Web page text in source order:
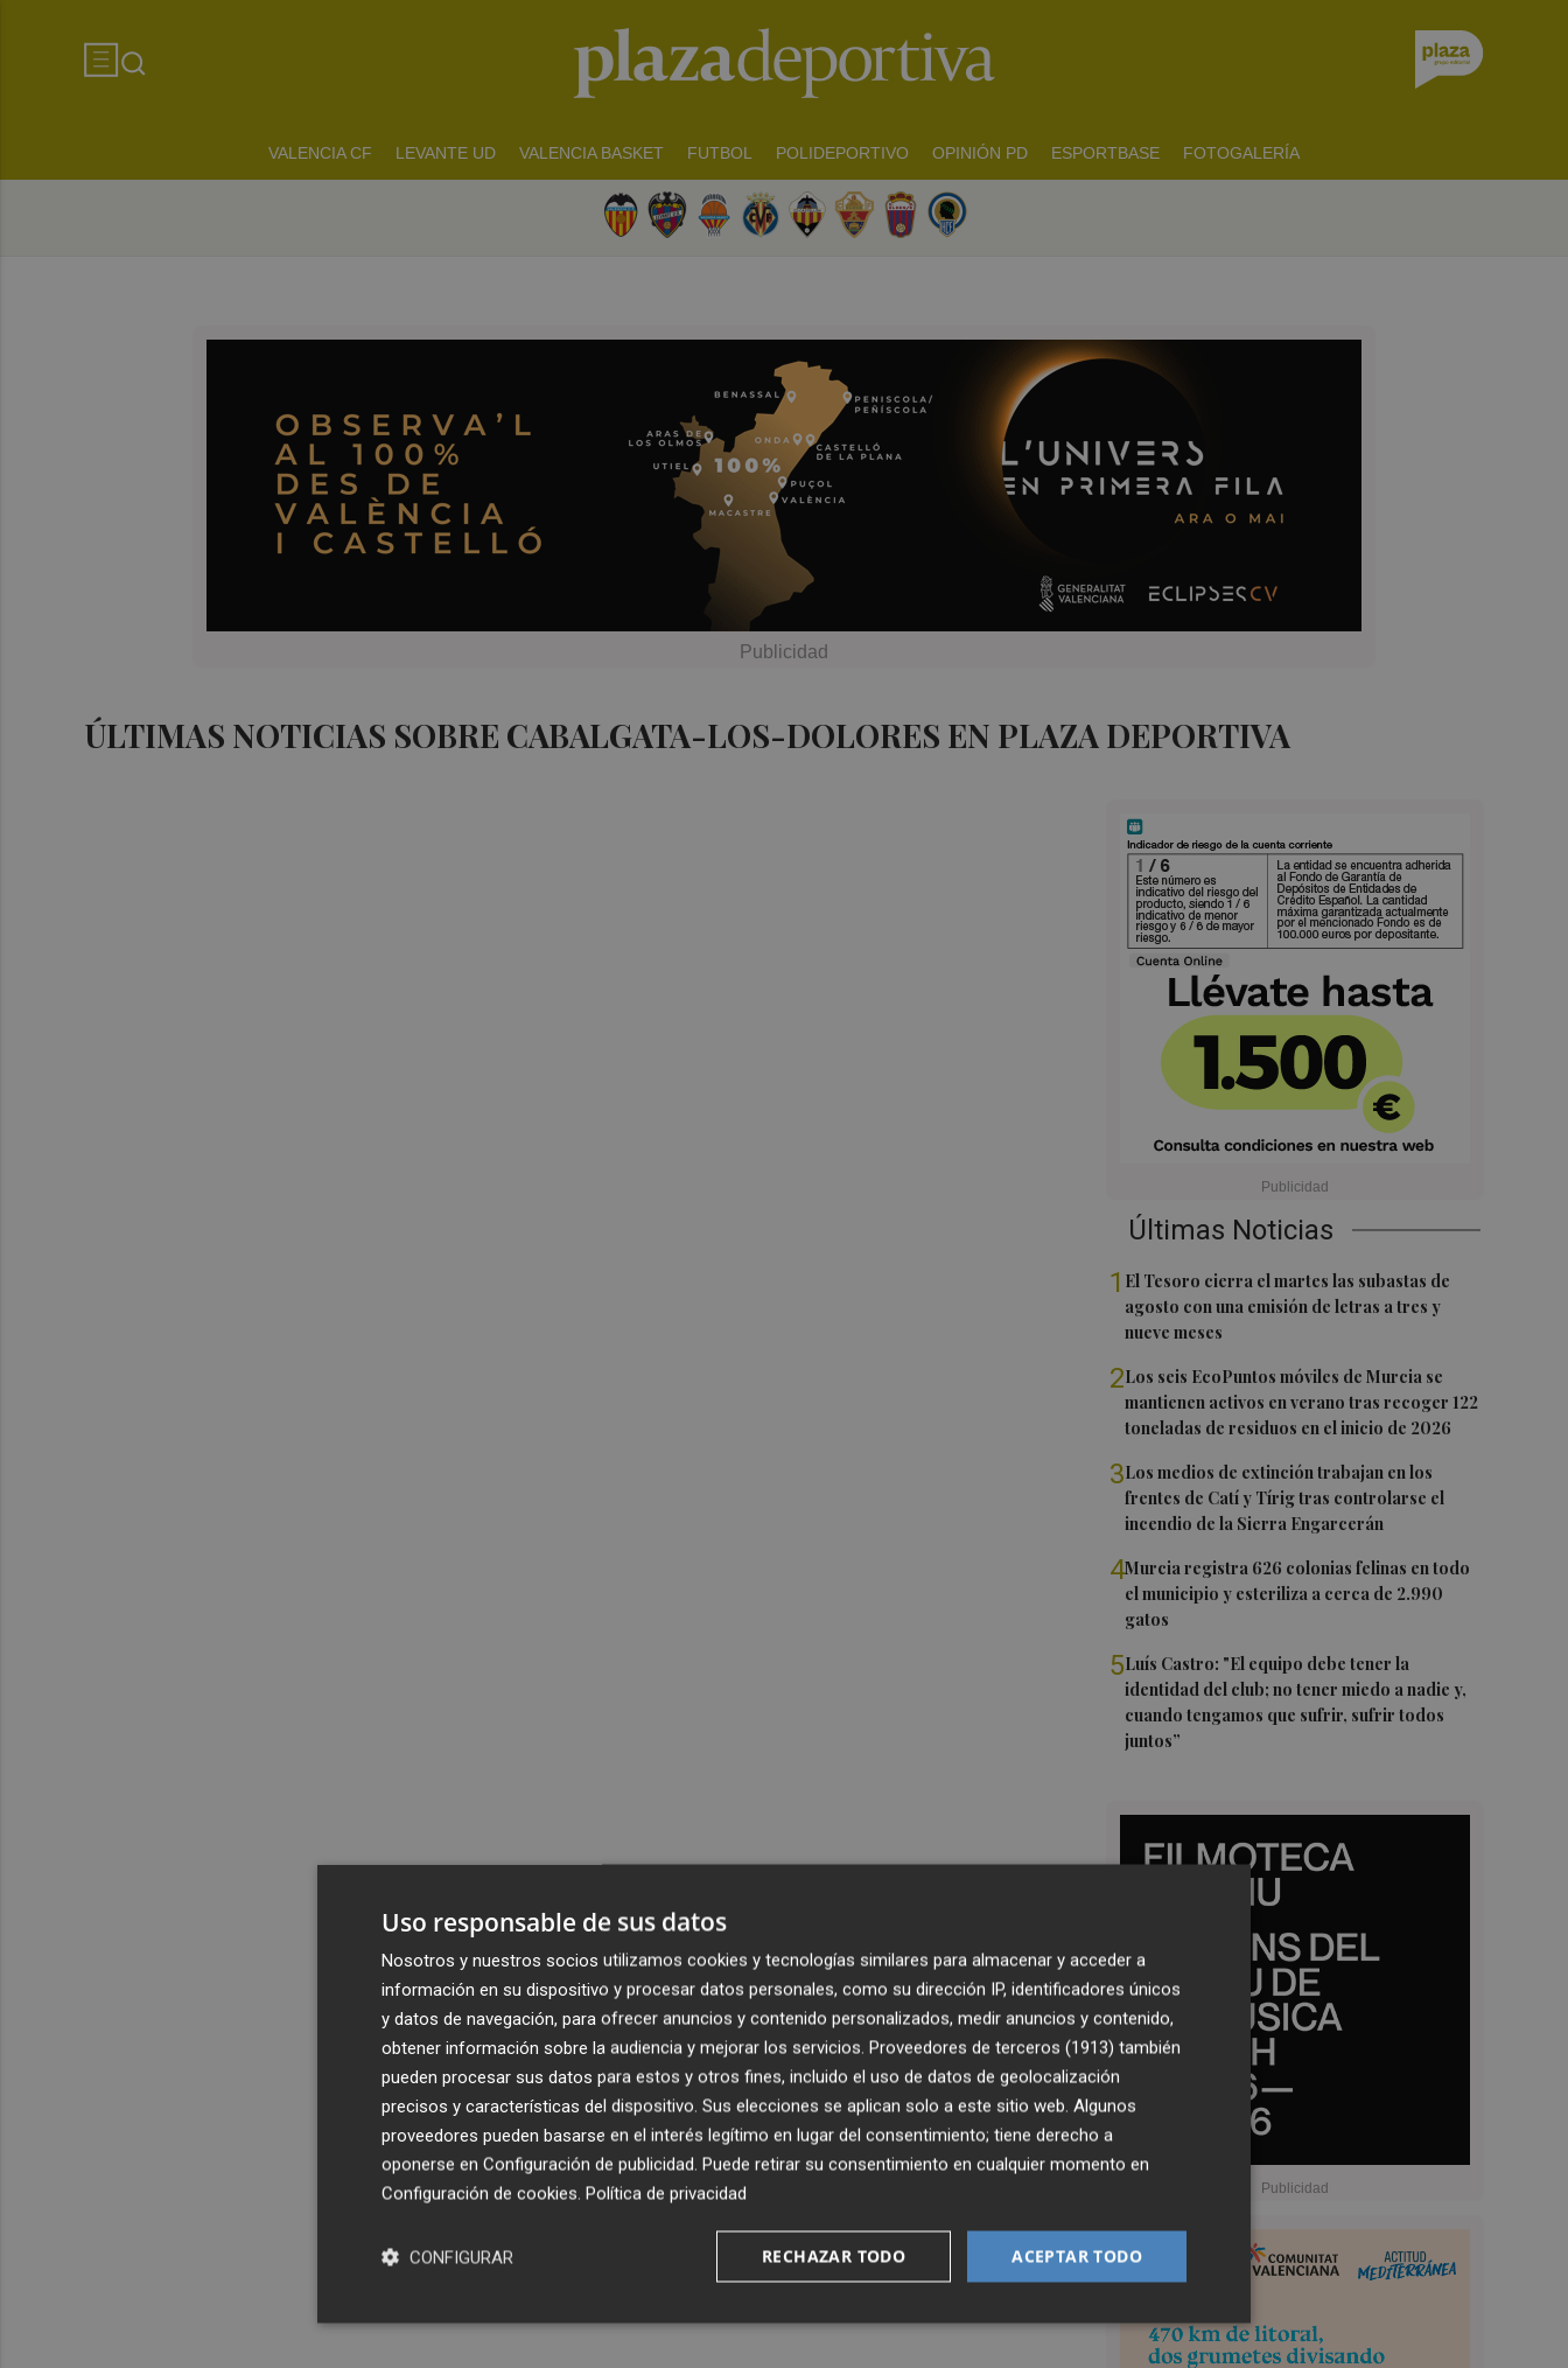
VALENCIA CF LEVANTE UD VALENCIA BASKET FUTBOL POLIDEPORTIVO OPINIÓN PD ESPORTBASE FOTOGALERÍA
ÚLTIMAS NOTICIAS SOBRE CABALGATA-LOS-DOLORES EN PLAZA DEPORTIVA
Últimas Noticias
1 El Tesoro cierra el martes las subastas de
agosto con una emisión de letras a tres y
nueve meses
2Los seis EcoPuntos móviles de Murcia se
mantienen activos en verano tras recoger 122
toneladas de residuos en el inicio de 2026
3Los medios de extinción trabajan en los
frentes de Catí y Tírig tras controlarse el
incendio de la Sierra Engarcerán
4Murcia registra 626 colonias felinas en todo
el municipio y esteriliza a cerca de 2.990
gatos
5Luís Castro: "El equipo debe tener la
identidad del club; no tener miedo a nadie y,
cuando tengamos que sufrir, sufrir todos
juntos”
Uso responsable de sus datos
Nosotros y nuestros socios utilizamos cookies y tecnologías similares para almacenar y acceder a
información en su dispositivo y procesar datos personales, como su dirección IP, identificadores únicos
y datos de navegación, para ofrecer anuncios y contenido personalizados, medir anuncios y contenido,
obtener información sobre la audiencia y mejorar los servicios. Proveedores de terceros (1913) también
pueden procesar sus datos para estos y otros fines, incluido el uso de datos de geolocalización
precisos y características del dispositivo. Sus elecciones se aplican solo a este sitio web. Algunos
proveedores pueden basarse en el interés legítimo en lugar del consentimiento; tiene derecho a
oponerse en Configuración de publicidad. Puede retirar su consentimiento en cualquier momento en
Configuración de cookies. Política de privacidad
ACEPTAR TODO
RECHAZAR TODO
CONFIGURAR